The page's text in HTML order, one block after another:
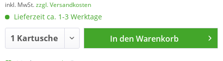
inkl. MwSt.zzgl. Versandkosten
Lieferzeit ca. 1-3 Werktage
In den Warenkorb